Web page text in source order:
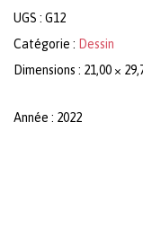
UGS : G12
Catégorie : Dessin
Dimensions : 21,00 ×
Année : 2022